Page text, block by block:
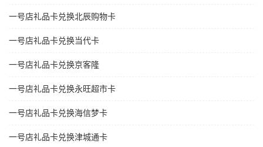
一号店礼品卡兑换北辰购物卡
一号店礼品卡兑换当代卡
一号店礼品卡兑换京客隆
一号店礼品卡兑换永旺超市卡
一号店礼品卡兑换海信梦卡
一号店礼品卡兑换津城通卡